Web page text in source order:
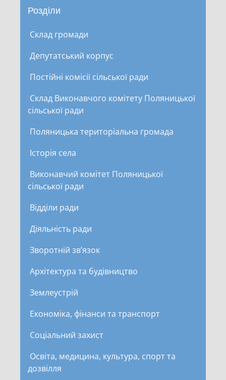
Розділи
Склад громади
Депутатський корпус
Постійні комісії сільської ради
Склад Виконавчого комітету Поляницької
сільської ради
Поляницька територіальна громада
Історія села
Виконавчий комітет Поляницької
сільської ради
Відділи ради
Діяльність ради
Зворотній зв’язок
Архітектура та будівництво
Землеустрій
Економіка, фінанси та транспорт
Соціальний захист
Освіта, медицина, культура, спорт та
дозвілля